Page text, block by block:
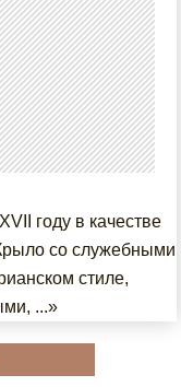
году в качестве
со служебными
стиле,
...»